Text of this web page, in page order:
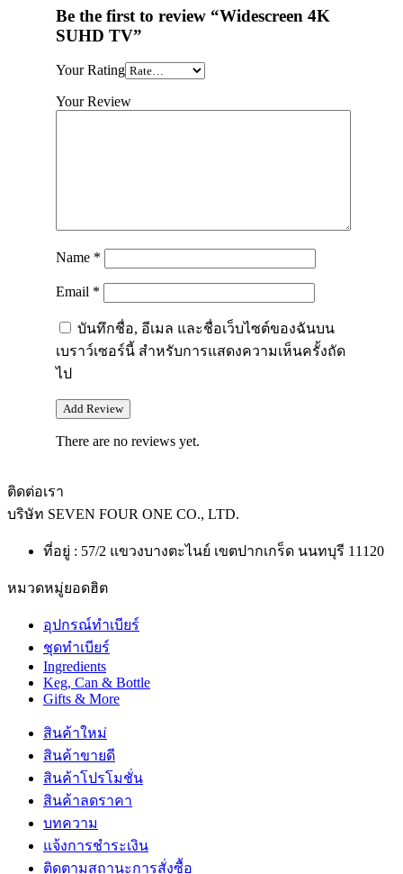
Be the first to review “Widescreen 4K
SUHD TV”
Your Rating
Your Review
Name *
Email *
บันทึกชื่อ, อีเมล และชื่อเว็บไซต์ของฉันบน
เบราว์เซอร์นี้ สำหรับการแสดงความเห็นครั้งถัด
ไป
There are no reviews yet.
ติดต่อเรา
บริษัท SEVEN FOUR ONE CO., LTD.
ที่อยู่ : 57/2 แขวงบางตะไนย์ เขตปากเกร็ด นนทบุรี 11120
หมวดหมู่ยอดฮิต
อุปกรณ์ทำเบียร์
ชุดทำเบียร์
Ingredients
Keg, Can & Bottle
Gifts & More
สินค้าใหม่
สินค้าขายดี
สินค้าโปรโมชั่น
สินค้าลดราคา
บทความ
แจ้งการชำระเงิน
ติดตามสถานะการสั่งซื้อ